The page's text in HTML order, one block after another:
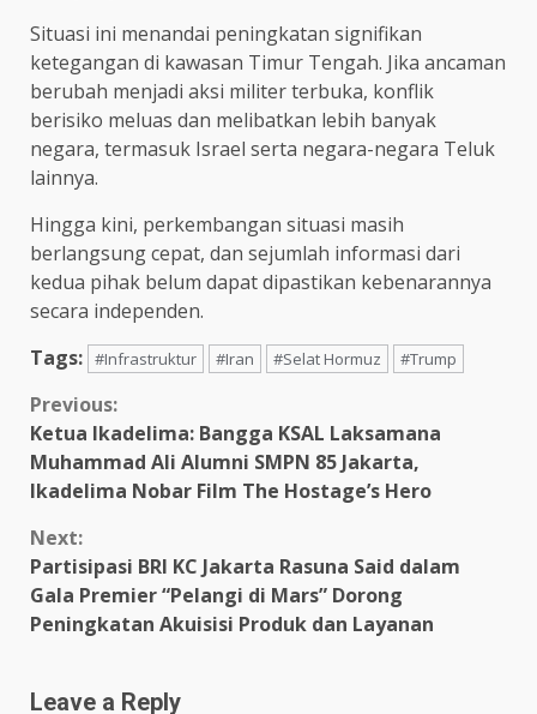
Situasi ini menandai peningkatan signifikan
ketegangan di kawasan Timur Tengah. Jika ancaman
berubah menjadi aksi militer terbuka, konflik
berisiko meluas dan melibatkan lebih banyak
negara, termasuk Israel serta negara-negara Teluk
lainnya.
Hingga kini, perkembangan situasi masih
berlangsung cepat, dan sejumlah informasi dari
kedua pihak belum dapat dipastikan kebenarannya
secara independen.
Tags: #Infrastruktur #Iran #Selat Hormuz #Trump
Continue
Reading
Previous:
Ketua Ikadelima: Bangga KSAL Laksamana
Muhammad Ali Alumni SMPN 85 Jakarta,
Ikadelima Nobar Film The Hostage’s Hero
Next:
Partisipasi BRI KC Jakarta Rasuna Said dalam
Gala Premier “Pelangi di Mars” Dorong
Peningkatan Akuisisi Produk dan Layanan
Leave a Reply